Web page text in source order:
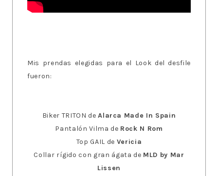
Mis prendas elegidas para el Look del desfile
fueron:
Biker TRITON deAlarca Made In Spain
Pantalón Vilma de Rock N Rom
Top GAIL de Vericia
Collar rígido con gran ágata de MLD by Mar
Lissen